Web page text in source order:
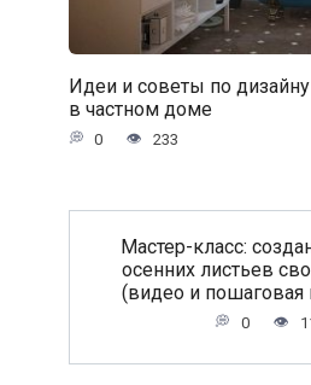
Идеи и советы по
в частном доме
0 233
Мастер-класс:
осенних листьев
(видео и пошаговая
0